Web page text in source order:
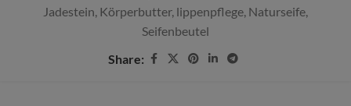
Jadestein, Körperbutter, lippenpflege, Naturseife,
Seifenbeutel
Share: